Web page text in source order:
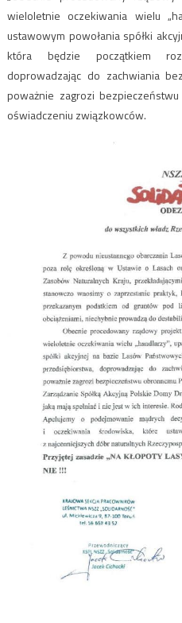
wieloletnie oczekiwania wielu
ustawowym powołania spółki
która będzie początkiem
doprowadzając do zachwiania
poważnie zagrozi
oświadczeniu związkowców.